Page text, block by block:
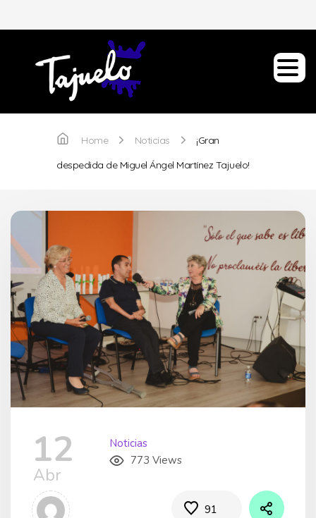
Home Noticias
¡Gran
despedida de Miguel Ángel Martínez Tajuelo!
12
Abr
Noticias
773 Views
91